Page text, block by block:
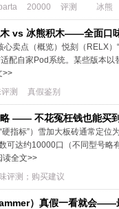
20000 评测 冰熊
vs 冰熊积木——全面口
心卖点（概览）悦刻（RELX
配自家Pod系统。某些版本
>>
测 真假鉴别
略 —— 不花冤枉钱也能买
指标”）雪加大板砖通常定位
可达约10000口（不同型号
读全文>>
评测；购买建议
）真假一看就会——